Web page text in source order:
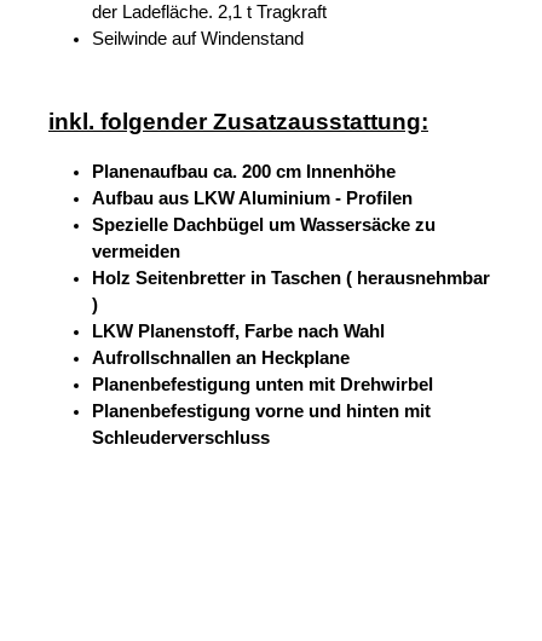
der Ladefläche. 2,1 t Tragkraft
Seilwinde auf Windenstand
inkl. folgender Zusatzausstattung:
Planenaufbau ca. 200 cm Innenhöhe
Aufbau aus LKW Aluminium - Profilen
Spezielle Dachbügel um Wassersäcke zu
vermeiden
Holz Seitenbretter in Taschen ( herausnehmbar
)
LKW Planenstoff, Farbe nach Wahl
Aufrollschnallen an Heckplane
Planenbefestigung unten mit Drehwirbel
Planenbefestigung vorne und hinten mit
Schleuderverschluss